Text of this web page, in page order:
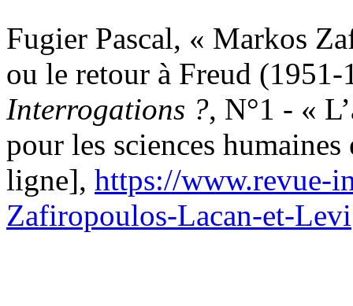
Fugier Pascal, « Markos
ou le retour à Freud
Interrogations ?, N°1 - «
pour les sciences
ligne], https://www.revue-
Zafiropoulos-Lacan-et-Levi